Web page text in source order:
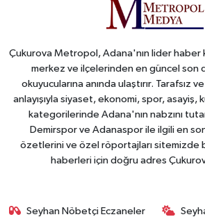
Çukurova Metropol, Adana'nın lider haber
merkez ve ilçelerinden en güncel son
okuyucularına anında ulaştırır. Tarafsız
anlayışıyla siyaset, ekonomi, spor, asayiş,
kategorilerinde Adana'nın nabzını
Demirspor ve Adanaspor ile ilgili en
özetlerini ve özel röportajları sitemizde
haberleri için doğru adres
Seyhan Nöbetçi Eczaneler